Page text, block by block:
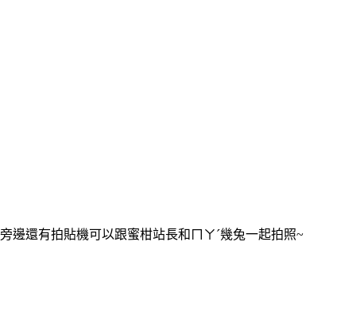
旁邊還有拍貼機可以跟蜜柑站長和ㄇㄚˊ幾兔一起拍照~